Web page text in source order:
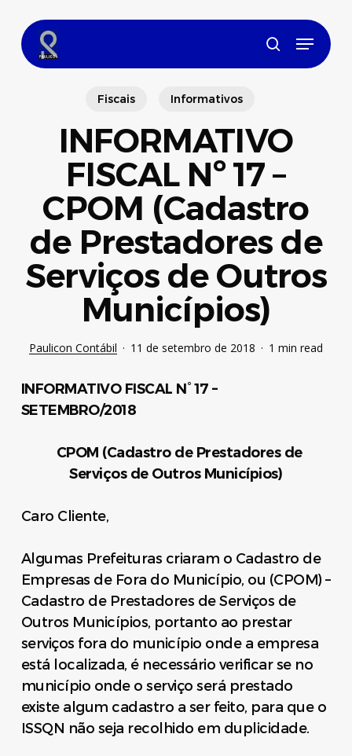
main
content
search
Menu
Fiscais Informativos
INFORMATIVO
FISCAL Nº 17 –
CPOM (Cadastro
de Prestadores de
Serviços de Outros
Municípios)
Paulicon Contábil 11 de setembro de 2018 1 min read
INFORMATIVO FISCAL N° 17 –
SETEMBRO/2018
CPOM (Cadastro de Prestadores de
Serviços de Outros Municípios)
Caro Cliente,
Algumas Prefeituras criaram o Cadastro de
Empresas de Fora do Município, ou (CPOM) –
Cadastro de Prestadores de Serviços de
Outros Municípios, portanto ao prestar
serviços fora do município onde a empresa
está localizada, é necessário verificar se no
município onde o serviço será prestado
existe algum cadastro a ser feito, para que o
ISSQN não seja recolhido em duplicidade.